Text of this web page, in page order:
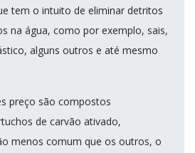
tem o intuito de eliminar detritos
na água, como por exemplo, sais,
alguns outros e até mesmo
preço são compostos
de carvão ativado,
menos comum que os outros, o